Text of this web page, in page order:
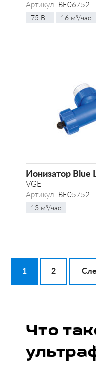
Артикул: BE06752
75 Вт 16 м³/час
Ионизатор Blue
VGE
Артикул: BE05752
13 м³/час
1 2
Что